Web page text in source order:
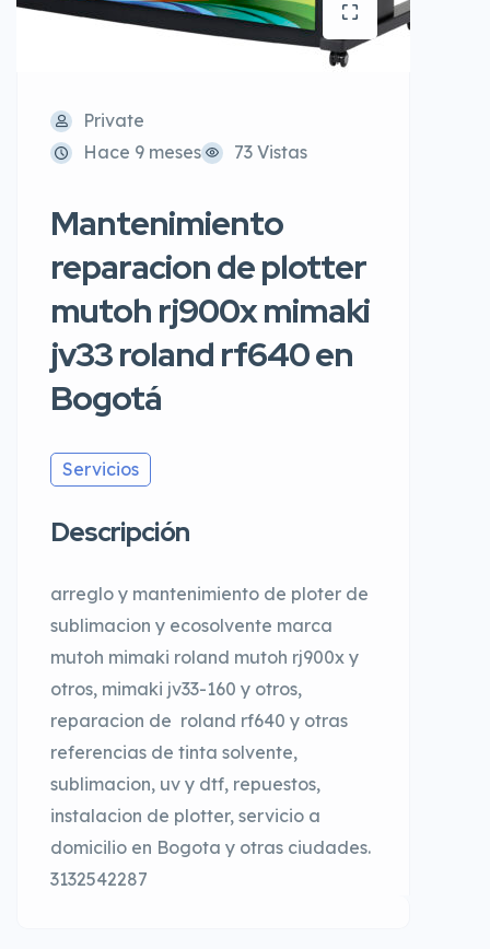
Private
Hace 9 meses
73 Vistas
Mantenimiento
reparacion de plotter
mutoh rj900x mimaki
jv33 roland rf640 en
Bogotá
Servicios
Descripción
arreglo y mantenimiento de ploter de
sublimacion y ecosolvente marca
mutoh mimaki roland mutoh rj900x y
otros, mimaki jv33-160 y otros,
reparacion de roland rf640 y otras
referencias de tinta solvente,
sublimacion, uv y dtf, repuestos,
instalacion de plotter, servicio a
domicilio en Bogota y otras ciudades.
3132542287